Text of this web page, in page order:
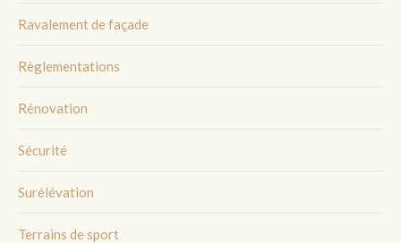
Ravalement de façade
Règlementations
Rénovation
Sécurité
Surélévation
Terrains de sport